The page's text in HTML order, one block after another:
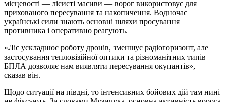
місцевості — лісисті масиви — ворог використовує для
прихованого пересування та накопичення. Водночас
українські сили знають основні шляхи просування
противника і оперативно реагують.
«Ліс ускладнює роботу дронів, зменшує радіогоризонт, але
застосування тепловізійної оптики та різноманітних типів
БПЛА дозволяє нам виявляти пересування окупантів», —
сказав він.
Щодо ситуації на півдні, то інтенсивних бойових дій там нині